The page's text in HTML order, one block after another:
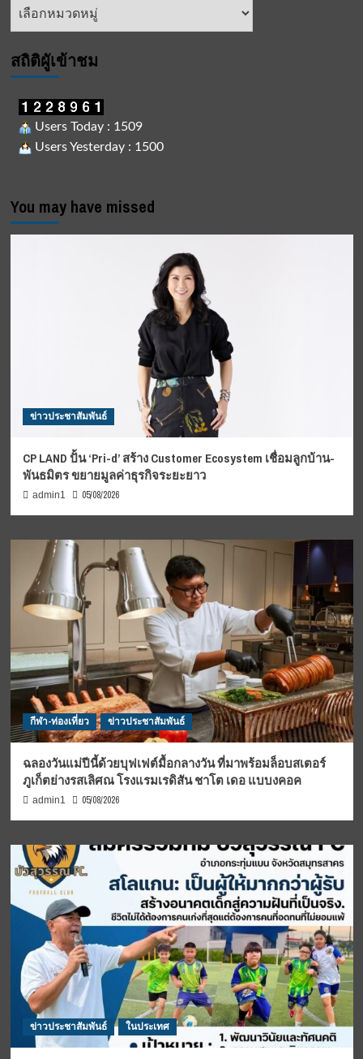
หัวข้อ
สถิติผูัเข้าชม
Users Today : 1509
Users Yesterday : 1500
You may have missed
ข่าวประชาสัมพันธ์
CP LAND ปั้น ‘Pri-d’ สร้าง Customer Ecosystem เชื่อมลูกบ้าน-
พันธมิตร ขยายมูลค่าธุรกิจระยะยาว
admin1 05/08/2026
กีฬา-ท่องเที่ยว ข่าวประชาสัมพันธ์
ฉลองวันแม่ปีนี้ด้วยบุฟเฟต์มื้อกลางวัน ที่มาพร้อมล็อบสเตอร์
ภูเก็ตย่างรสเลิศณ โรงแรมเรดิสัน ชาโต เดอ แบบงคอค
admin1 05/08/2026
ข่าวประชาสัมพันธ์ ในประเทศ